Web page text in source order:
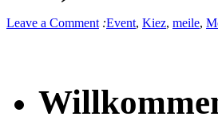
Leave a Comment :Event, Kiez, meile,